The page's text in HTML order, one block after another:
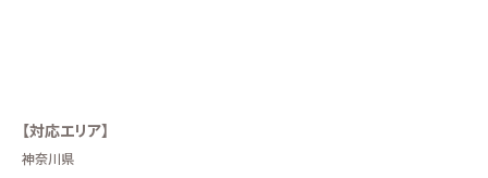
【対応エリア】
神奈川県